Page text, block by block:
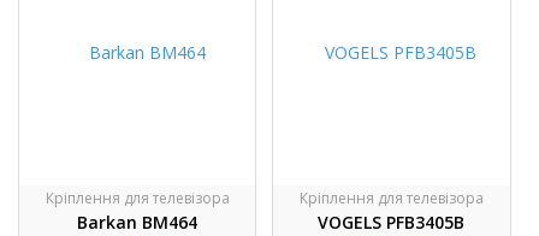
Кріплення для телевізора
Barkan BM464
Кріплення для телевізора
VOGELS PFB3405B